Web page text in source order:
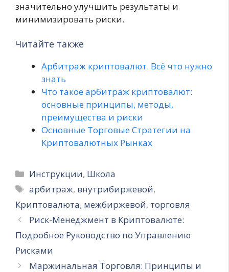
значительно улучшить результаты и
минимизировать риски.
Читайте также
Арбитраж криптовалют. Всё что нужно
знать
Что такое арбитраж криптовалют:
основные принципы, методы,
преимущества и риски
Основные Торговые Стратегии на
Криптовалютных Рынках
Рубрики
Инструкции, Школа
Метки
арбитраж, внутрибиржевой,
Криптовалюта, межбиржевой, торговля
Риск-Менеджмент в Криптовалюте:
Подробное Руководство по Управлению
Рисками
Маржинальная Торговля: Принципы и